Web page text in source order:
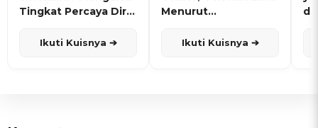
Tingkat Percaya Diri
Ikuti Kuisnya ➔
Menurut
Ikuti Kuisnya ➔